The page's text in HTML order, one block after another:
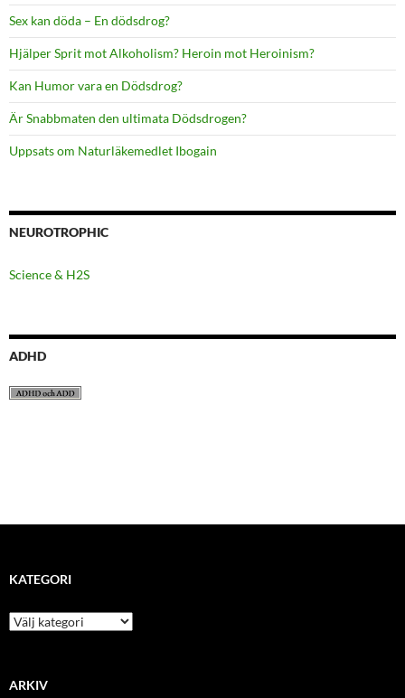
Sex kan döda – En dödsdrog?
Hjälper Sprit mot Alkoholism? Heroin mot Heroinism?
Kan Humor vara en Dödsdrog?
Är Snabbmaten den ultimata Dödsdrogen?
Uppsats om Naturläkemedlet Ibogain
NEUROTROPHIC
Science & H2S
ADHD
KATEGORI
kategori
ARKIV